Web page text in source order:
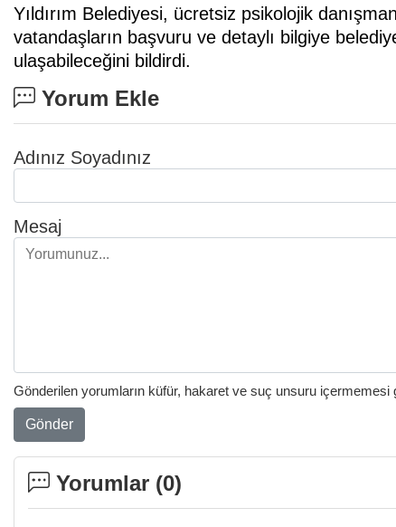
Yıldırım Belediyesi, ücretsiz psikolojik
vatandaşların başvuru ve detaylı bilgiye
ulaşabileceğini bildirdi.
Yorum Ekle
Adınız Soyadınız
Mesaj
Gönderilen yorumların küfür, hakaret ve suç unsuru içermemesi
Gönder
Yorumlar (0)